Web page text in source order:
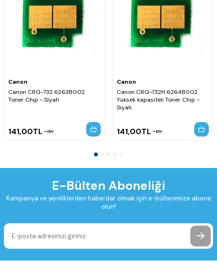
Canon
Canon CRG-732 6263B002
Toner Chip - Siyah
141,00TL KDV
Canon
Canon CRG-732H 6264B002
Yüksek kapasiteli Toner Chip -
Siyah
141,00TL KDV
E-Bülten Aboneliği
Kampanya ve yeniliklerden haberdar olmak için e-bültenimize abone
olun!